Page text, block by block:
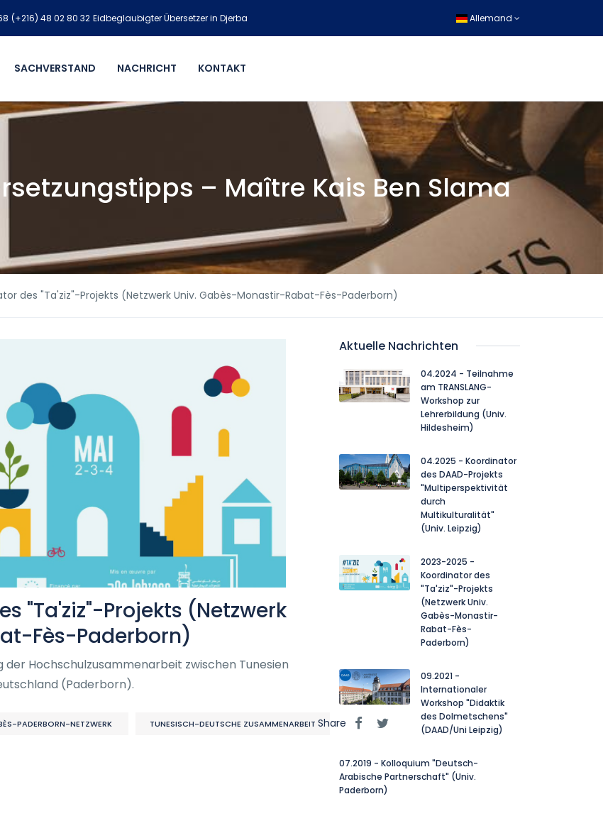
(+216) 48 02 80 32 Eidbeglaubigter Übersetzer in Djerba Allemand
SACHVERSTAND NACHRICHT KONTAKT
– Maître Kais Ben Slama
des "Ta'ziz"-Projekts (Netzwerk Univ. Gabès-Monastir-Rabat-Fès-Paderborn)
"Ta'ziz"-Projekts (Netzwerk
Fès-Paderborn)
Hochschulzusammenarbeit zwischen Tunesien
(Paderborn).
PADERBORN-NETZWERK
TUNESISCH-DEUTSCHE ZUSAMMENARBEIT Share
Aktuelle Nachrichten
04.2024 - Teilnahme
am TRANSLANG-
Workshop zur
Lehrerbildung (Univ.
Hildesheim)
04.2025 - Koordinator
des DAAD-Projekts
"Multiperspektivität
durch
Multikulturalität"
(Univ. Leipzig)
2023-2025 -
Koordinator des
"Ta'ziz"-Projekts
(Netzwerk Univ.
Gabès-Monastir-
Rabat-Fès-
Paderborn)
09.2021 -
Internationaler
Workshop "Didaktik
des Dolmetschens"
(DAAD/Uni Leipzig)
07.2019 - Kolloquium "Deutsch-
Arabische Partnerschaft" (Univ.
Paderborn)